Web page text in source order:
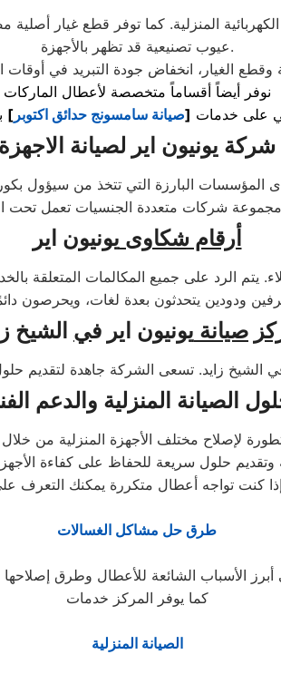
المنزلية. كما توفر قطع غيار
عيوب تصنيعية قد تظهر بالأجهزة.
نوفر أيضاً أقساماً متخصصة لأعطال الماركات
على خدمات [صيانة سامسونج حدائق اكتوبر ]
شركة يونيون اير لصيانة الاجهزة
أرقام شكاوى يونيون اير
صيانة يونيون اير في الشيخ
الصيانة المنزلية والدعم
لإصلاح مختلف الأجهزة المنزلية من
إذا كنت تواجه أعطال متكررة يمكنك التعرف
طرق حل مشاكل الغسالات
كما يوفر المركز خدمات
الصيانة المنزلية